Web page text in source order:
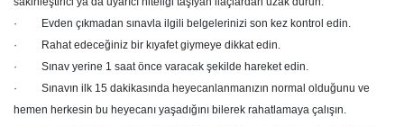
· Evden çıkmadan sınavla ilgili belgelerinizi son kez kontrol edin.
· Rahat edeceğiniz bir kıyafet giymeye dikkat edin.
· Sınav yerine 1 saat önce varacak şekilde hareket edin.
· Sınavın ilk 15 dakikasında heyecanlanmanızın normal olduğunu ve
hemen herkesin bu heyecanı yaşadığını bilerek rahatlamaya çalışın.